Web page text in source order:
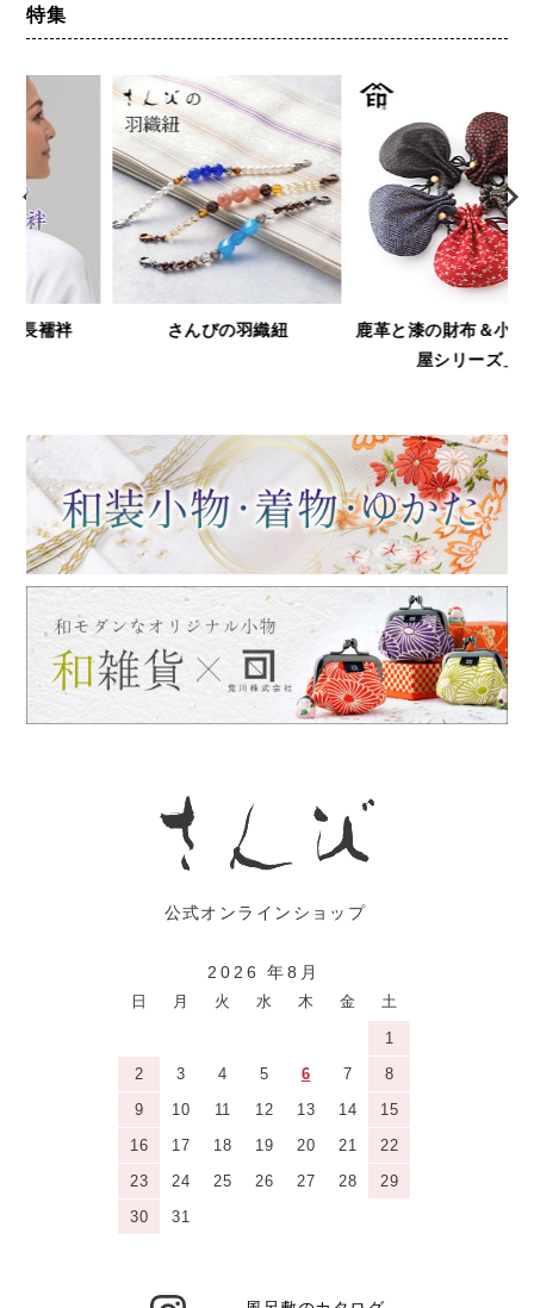
特集
鹿革と漆の財布＆小物「印傳
浅草文庫
2026 年8月
日 月 火 水 木 金 土
1
2
3 4 5 6 7
8
9
10 11 12 13 14
15
16
17 18 19 20 21
22
23
24 25 26 27 28
29
30
31